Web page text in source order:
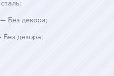
Без декора;
Без декора;